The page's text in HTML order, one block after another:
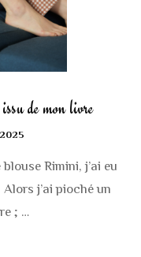
de mon livre
Rimini, j’ai eu
Alors j’ai pioché un
; …